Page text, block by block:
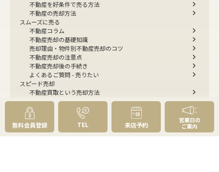
不動産を好条件で売る方法
不動産の売却方法
スムーズに売る
不動産コラム
不動産売却の基礎知識
売却理由・物件別不動産売却のコツ
不動産売却の注意点
不動産売却後の手続き
よくあるご質問 - 売りたい
スピード売却
不動産買取という売却方法
不動産のご売却お任せください
弊社が選ばれる理由
売却成功ストーリー40選
売却成約事例
お預かり物件掲載実例
無料会員登録 TEL 来店予約
営業日の
ご案内